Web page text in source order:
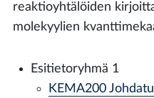
reaktioyhtälöiden
molekyylien
Esitietoryhmä 1
KEMA200